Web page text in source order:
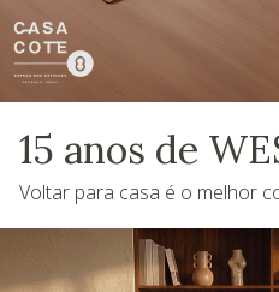
15 anos de
Voltar para casa é o melhor